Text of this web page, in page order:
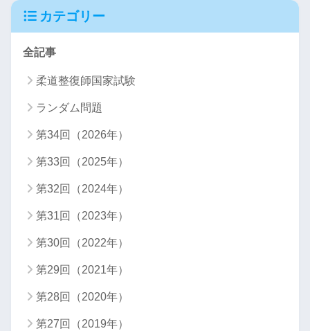
カテゴリー
全記事
柔道整復師国家試験
ランダム問題
第34回（2026年）
第33回（2025年）
第32回（2024年）
第31回（2023年）
第30回（2022年）
第29回（2021年）
第28回（2020年）
第27回（2019年）